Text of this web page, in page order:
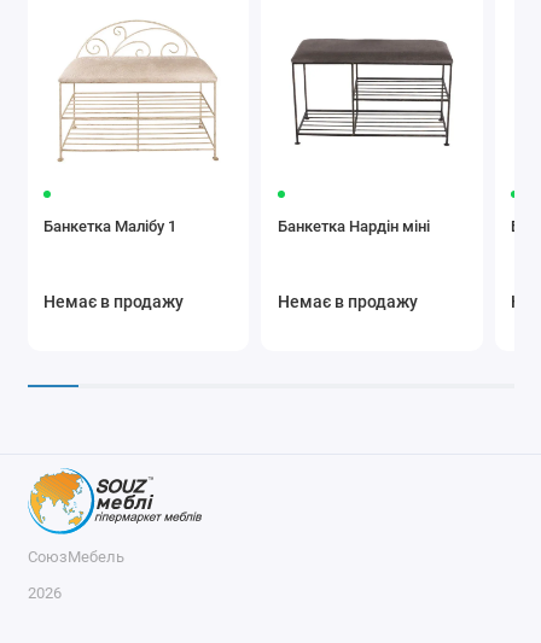
Банкетка Малібу 1
Немає в продажу
Банкетка Нардін міні
Немає в продажу
СоюзМебель
2026